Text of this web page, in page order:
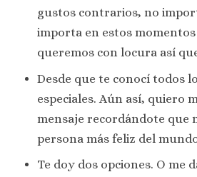
gustos contrarios, no
importa en estos momentos
queremos con locura así
Desde que te conocí todos
especiales. Aún así, quiero
mensaje recordándote que
persona más feliz del
Te doy dos opciones. O me